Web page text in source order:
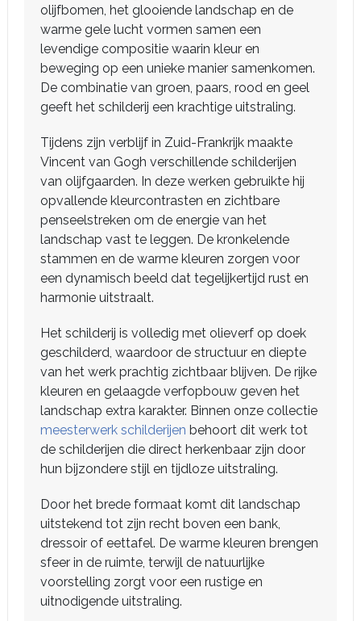
olijfbomen, het glooiende landschap en de
warme gele lucht vormen samen een
levendige compositie waarin kleur en
beweging op een unieke manier samenkomen.
De combinatie van groen, paars, rood en geel
geeft het schilderij een krachtige uitstraling.
Tijdens zijn verblijf in Zuid-Frankrijk maakte
Vincent van Gogh verschillende schilderijen
van olijfgaarden. In deze werken gebruikte hij
opvallende kleurcontrasten en zichtbare
penseelstreken om de energie van het
landschap vast te leggen. De kronkelende
stammen en de warme kleuren zorgen voor
een dynamisch beeld dat tegelijkertijd rust en
harmonie uitstraalt.
Het schilderij is volledig met olieverf op doek
geschilderd, waardoor de structuur en diepte
van het werk prachtig zichtbaar blijven. De rijke
kleuren en gelaagde verfopbouw geven het
landschap extra karakter. Binnen onze collectie
meesterwerk schilderijen behoort dit werk tot
de schilderijen die direct herkenbaar zijn door
hun bijzondere stijl en tijdloze uitstraling.
Door het brede formaat komt dit landschap
uitstekend tot zijn recht boven een bank,
dressoir of eettafel. De warme kleuren brengen
sfeer in de ruimte, terwijl de natuurlijke
voorstelling zorgt voor een rustige en
uitnodigende uitstraling.